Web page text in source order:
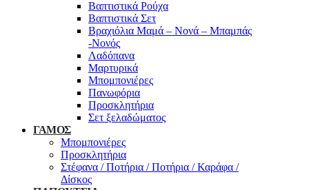
Βαπτιστικά Ρούχα
Βαπτιστικά Σετ
Βραχιόλια Μαμά – Νονά – Μπαμπάς
-Νονός
Λαδόπανα
Μαρτυρικά
Μπομπονιέρες
Πανωφόρια
Προσκλητήρια
Σετ ξελαδώματος
ΓΑΜΟΣ
Μπομπονιέρες
Προσκλητήρια
Στέφανα / Ποτήρια / Ποτήρια / Καράφα /
Δίσκος